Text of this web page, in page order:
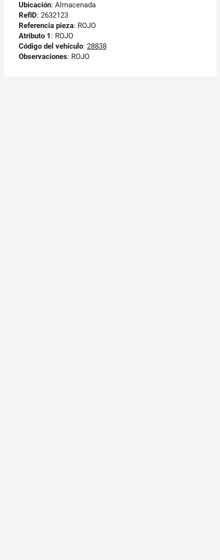
Ubicación: Almacenada
RefID: 2632123
Referencia pieza: ROJO
Atributo 1 : ROJO
Código del vehículo: 28838
Observaciones: ROJO